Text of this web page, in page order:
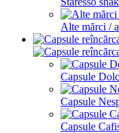
Alte mărci /
Capsule
Capsule
Capsule